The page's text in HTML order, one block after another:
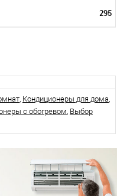
295
, Кондиционеры для дома,
с обогревом, Выбор